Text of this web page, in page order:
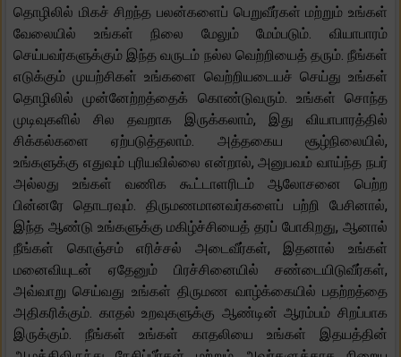
தொழிலில் மிகச் சிறந்த பலன்களைப் பெறுவீர்கள் மற்றும் உங்கள்
வேலையில் உங்கள் நிலை மேலும் மேம்படும். வியாபாரம்
செய்பவர்களுக்கும் இந்த வருடம் நல்ல வெற்றியைத் தரும். நீங்கள்
எடுக்கும் முயற்சிகள் உங்களை வெற்றியடையச் செய்து உங்கள்
தொழிலில் முன்னேற்றத்தைக் கொண்டுவரும். உங்கள் சொந்த
முடிவுகளில் சில தவறாக இருக்கலாம், இது வியாபாரத்தில்
சிக்கல்களை ஏற்படுத்தலாம். அத்தகைய சூழ்நிலையில்,
உங்களுக்கு எதுவும் புரியவில்லை என்றால், அனுபவம் வாய்ந்த நபர்
அல்லது உங்கள் வணிக கூட்டாளரிடம் ஆலோசனை பெற்ற
பின்னரே தொடரவும். திருமணமானவர்களைப் பற்றி பேசினால்,
இந்த ஆண்டு உங்களுக்கு மகிழ்ச்சியைத் தரப் போகிறது, ஆனால்
நீங்கள் கொஞ்சம் எரிச்சல் அடைவீர்கள், இதனால் உங்கள்
மனைவியுடன் ஏதேனும் பிரச்சினையில் சண்டையிடுவீர்கள்,
அவ்வாறு செய்வது உங்கள் திருமண வாழ்க்கையில் பதற்றத்தை
அதிகரிக்கும். காதல் உறவுகளுக்கு ஆண்டின் ஆரம்பம் சிறப்பாக
இருக்கும். நீங்கள் உங்கள் காதலியை உங்கள் இதயத்தின்